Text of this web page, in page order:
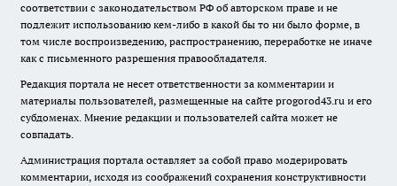
соответствии с законодательством РФ об авторском праве и не
подлежит использованию кем-либо в какой бы то ни было форме, в
том числе воспроизведению, распространению, переработке не иначе
как с письменного разрешения правообладателя.
Редакция портала не несет ответственности за комментарии и
материалы пользователей, размещенные на сайте progorod43.ru и его
субдоменах. Мнение редакции и пользователей сайта может не
совпадать.
Администрация портала оставляет за собой право модерировать
комментарии, исходя из соображений сохранения конструктивности